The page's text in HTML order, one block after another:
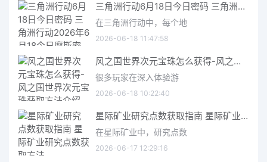
三角洲行动6月18日今日密码 三角洲行动2026年6月18今日摩斯密码分享
在三角洲行动中，每个地
2026-06-18 11:47:58
风之国世界次元宝珠怎么获得-风之国世界次元宝珠获取方法介绍
很多玩家在深入体验游
2026-06-18 10:22:40
星际矿业研究点数获取指南 星际矿业研究点数获取方法
在星际矿业中，研究点数
2026-06-17 12:29:16